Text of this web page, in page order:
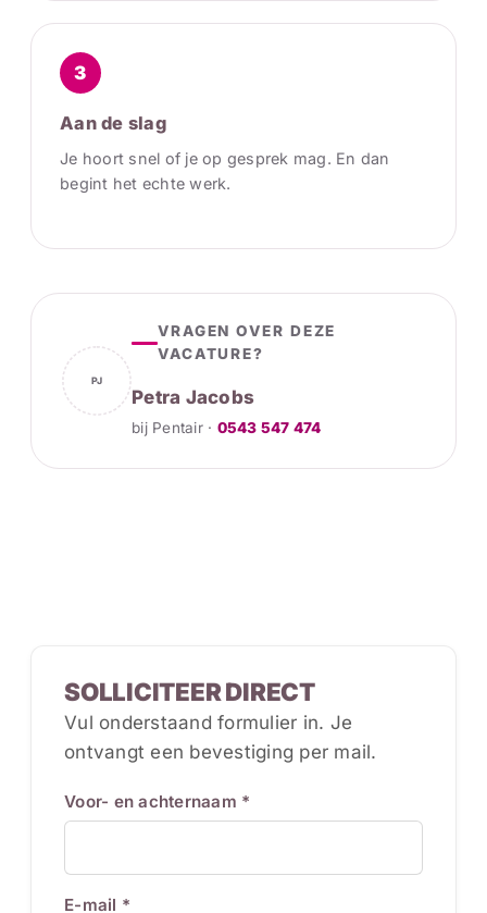
3
Aan de slag
Je hoort snel of je op gesprek mag. En dan
begint het echte werk.
PJ
VRAGEN OVER DEZE
VACATURE?
Petra Jacobs
bij Pentair · 0543 547 474
SOLLICITEER DIRECT
Vul onderstaand formulier in. Je
ontvangt een bevestiging per mail.
Voor- en achternaam *
E-mail *